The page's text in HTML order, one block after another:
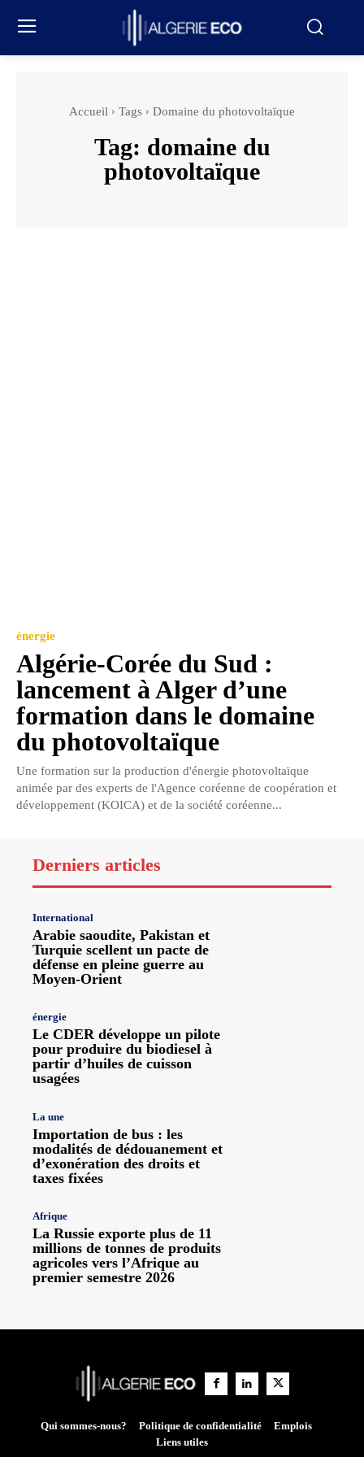
Accueil Tags Domaine du photovoltaïque
Tag: domaine du
photovoltaïque
énergie
Algérie-Corée du Sud :
lancement à Alger d’une
formation dans le domaine
du photovoltaïque
Une formation sur la production d'énergie photovoltaïque
animée par des experts de l'Agence coréenne de coopération et
développement (KOICA) et de la société coréenne...
Derniers articles
International
Arabie saoudite, Pakistan et
Turquie scellent un pacte de
défense en pleine guerre au
Moyen-Orient
énergie
Le CDER développe un pilote
pour produire du biodiesel à
partir d’huiles de cuisson
usagées
La une
Importation de bus : les
modalités de dédouanement et
d’exonération des droits et
taxes fixées
Afrique
La Russie exporte plus de 11
millions de tonnes de produits
agricoles vers l’Afrique au
premier semestre 2026
Qui sommes-nous? Politique de confidentialité
Emplois
Liens utiles